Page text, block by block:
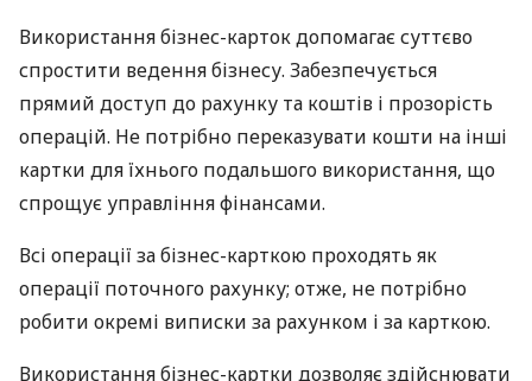
Використання бізнес-карток допомагає суттєво
спростити ведення бізнесу. Забезпечується
прямий доступ до рахунку та коштів і прозорість
операцій. Не потрібно переказувати кошти на інші
картки для їхнього подальшого використання, що
спрощує управління фінансами.
Всі операції за бізнес-карткою проходять як
операції поточного рахунку; отже, не потрібно
робити окремі виписки за рахунком і за карткою.
Використання бізнес-картки дозволяє здійснювати